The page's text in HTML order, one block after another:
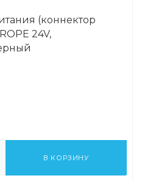
(коннектор
24V,
В КОРЗИНУ